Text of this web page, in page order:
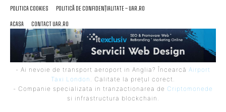
POLITICA COOKIES POLITICĂ DE CONFIDENȚIALITATE – UAR.RO
ACASA CONTACT UAR.RO
- Ai nevoie de transport aeroport in Anglia? Încearcă Airport
Taxi London . Calitate la prețul corect.
- Companie specializata in tranzactionarea de Criptomonede
si infrastructura blockchain.